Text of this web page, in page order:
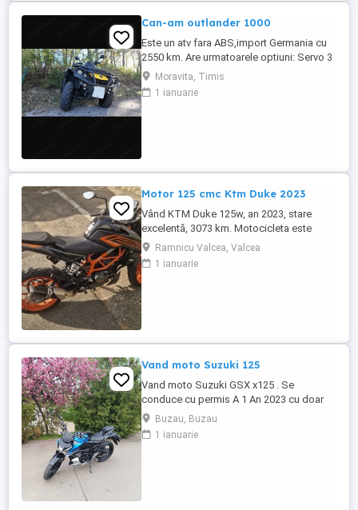
Can-am outlander 1000
Este un atv fara ABS,import Germania cu
2550 km. Are urmatoarele optiuni: Servo 3
nivele Suspensie FOX cu rebound Bullbar
fata Bullbar spate Handguardurile Can am
Jante beadlock
Moravita, Timis
1 ianuarie
Motor 125 cmc Ktm Duke 2023
Vând KTM Duke 125w, an 2023, stare
excelentă, 3073 km. Motocicleta este
ideală pentru începători sau pentru oraș.
Fără daune, lovituri!
Ramnicu Valcea, Valcea
1 ianuarie
Vand moto Suzuki 125
Vand moto Suzuki GSX x125 . Se
conduce cu permis A 1 An 2023 cu doar
5000km Stare impecabila , fara cazaturi
ITP valabil pana in noiembrie 2027 Revizii
si schimb de ulei in service autorizat
Buzau, Buzau
1 ianuarie